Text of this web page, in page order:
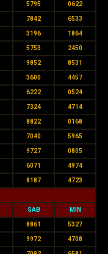
5795 0622
7842 6533
3196 1864
5753 2450
9852 8531
3600 4457
6222 0524
7324 4714
8822 0168
7040 5965
9727 0805
6071 4974
8187 4723
SAB MIN
8861 5327
9972 4708